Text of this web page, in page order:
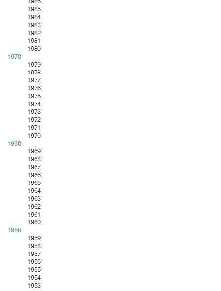
1985
1984
1983
1982
1981
1980
1970
1979
1978
1977
1976
1975
1974
1973
1972
1971
1970
1960
1969
1968
1967
1966
1965
1964
1963
1962
1961
1960
1950
1959
1958
1957
1956
1955
1954
1953